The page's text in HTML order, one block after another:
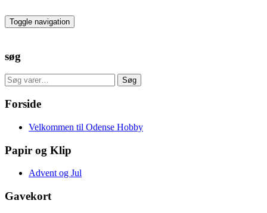
to
the
Toggle navigation
søg
Søg
efter:
Søg
Forside
Velkommen til Odense Hobby
Papir og Klip
Advent og Jul
Gavekort